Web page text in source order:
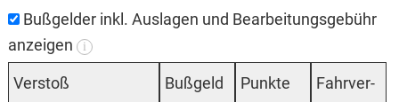
Bußgelder inkl. Auslagen und Bearbeitungsgebühr
anzeigen
i
Ver­stoß
Buß­geld
Punk­te
Fahr­ver­